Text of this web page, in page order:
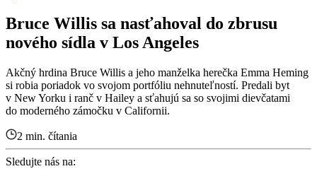
Bruce Willis sa nasťahoval do zbrusu
nového sídla v Los Angeles
Akčný hrdina Bruce Willis a jeho manželka herečka Emma Heming
si robia poriadok vo svojom portfóliu nehnuteľností. Predali byt
v New Yorku i ranč v Hailey a sťahujú sa so svojimi dievčatami
do moderného zámočku v Californii.
2 min. čítania
Sledujte nás na: